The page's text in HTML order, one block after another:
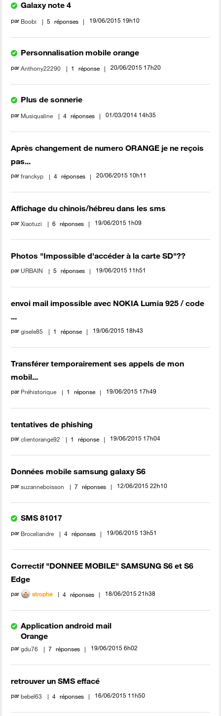
Galaxy note 4
par Boobi 5 réponses ‎19/06/2015 19h10
Personnalisation mobile orange
parAnthony22290 1 réponse ‎20/06/2015 17h20
Plus de sonnerie
par Musiqualine 4 réponses ‎01/03/2014 14h35
Après changement de numero ORANGE je ne reçois
pas...
parfranckyp 4 réponses ‎20/06/2015 10h11
Affichage du chinois/hébreu dans les sms
parXiaotuzi 6 réponses ‎19/06/2015 1h09
Photos "Impossible d'accéder à la carte SD"??
par URBAIN 5 réponses ‎19/06/2015 11h51
envoi mail impossible avec NOKIA Lumia 925 / code
...
pargisele85 1 réponse ‎19/06/2015 18h43
Transférer temporairement ses appels de mon
mobil...
par Préhistorique 1 réponse ‎19/06/2015 17h49
tentatives de phishing
parclientorange92 1 réponse ‎19/06/2015 17h04
Données mobile samsung galaxy S6
parsuzanneboisson 7 réponses ‎12/06/2015 22h10
SMS 81017
par Broceliandre 4 réponses ‎19/06/2015 13h51
Correctif "DONNEE MOBILE" SAMSUNG S6 et S6
Edge
par strophe 4 réponses ‎18/06/2015 21h38
Application android mail
Orange
pargdu76 7 réponses ‎19/06/2015 6h02
retrouver un SMS effacé
parbebel63 4 réponses ‎16/06/2015 11h50